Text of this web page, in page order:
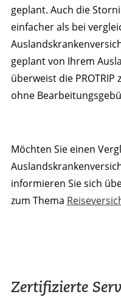
geplant. Auch die
einfacher als bei
geplant von Ihrem
überweist die
ohne
Möchten Sie einen
informieren Sie sich
zum Thema
Zertifizierte